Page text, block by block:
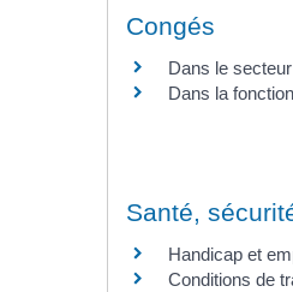
Congés
Dans le
Dans la
Santé,
Handicap et
Conditions de